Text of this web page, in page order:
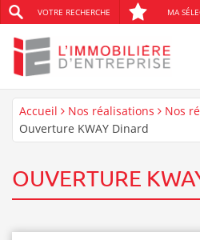
VOTRE RECHERCHE MA
Accueil Nos réalisations
Nos
Ouverture KWAY Dinard
OUVERTURE